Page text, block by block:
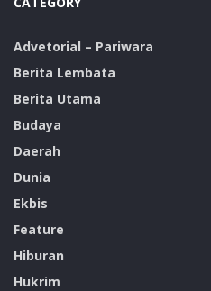
Advetorial – Pariwara
Berita Lembata
Berita Utama
Budaya
Daerah
Dunia
Ekbis
Feature
Hiburan
Hukrim